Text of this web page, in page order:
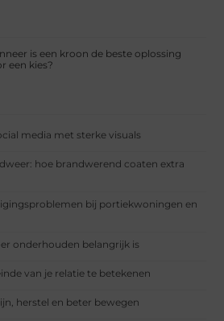
is een kroon de beste oplossing
een kies?
media met sterke visuals
hoe brandwerend coaten extra
bij portiekwoningen en
onderhouden belangrijk is
van je relatie te betekenen
herstel en beter bewegen